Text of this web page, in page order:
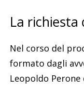
La richiesta
Nel corso del
formato dagli
Leopoldo Perone